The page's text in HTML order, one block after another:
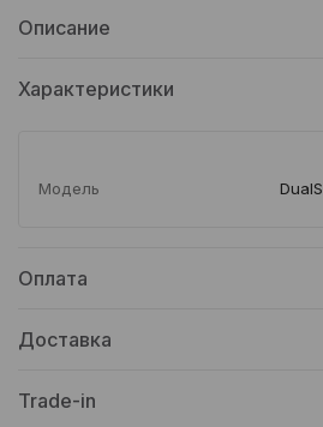
Описание
Характеристики
Модель
Оплата
Доставка
Trade-in